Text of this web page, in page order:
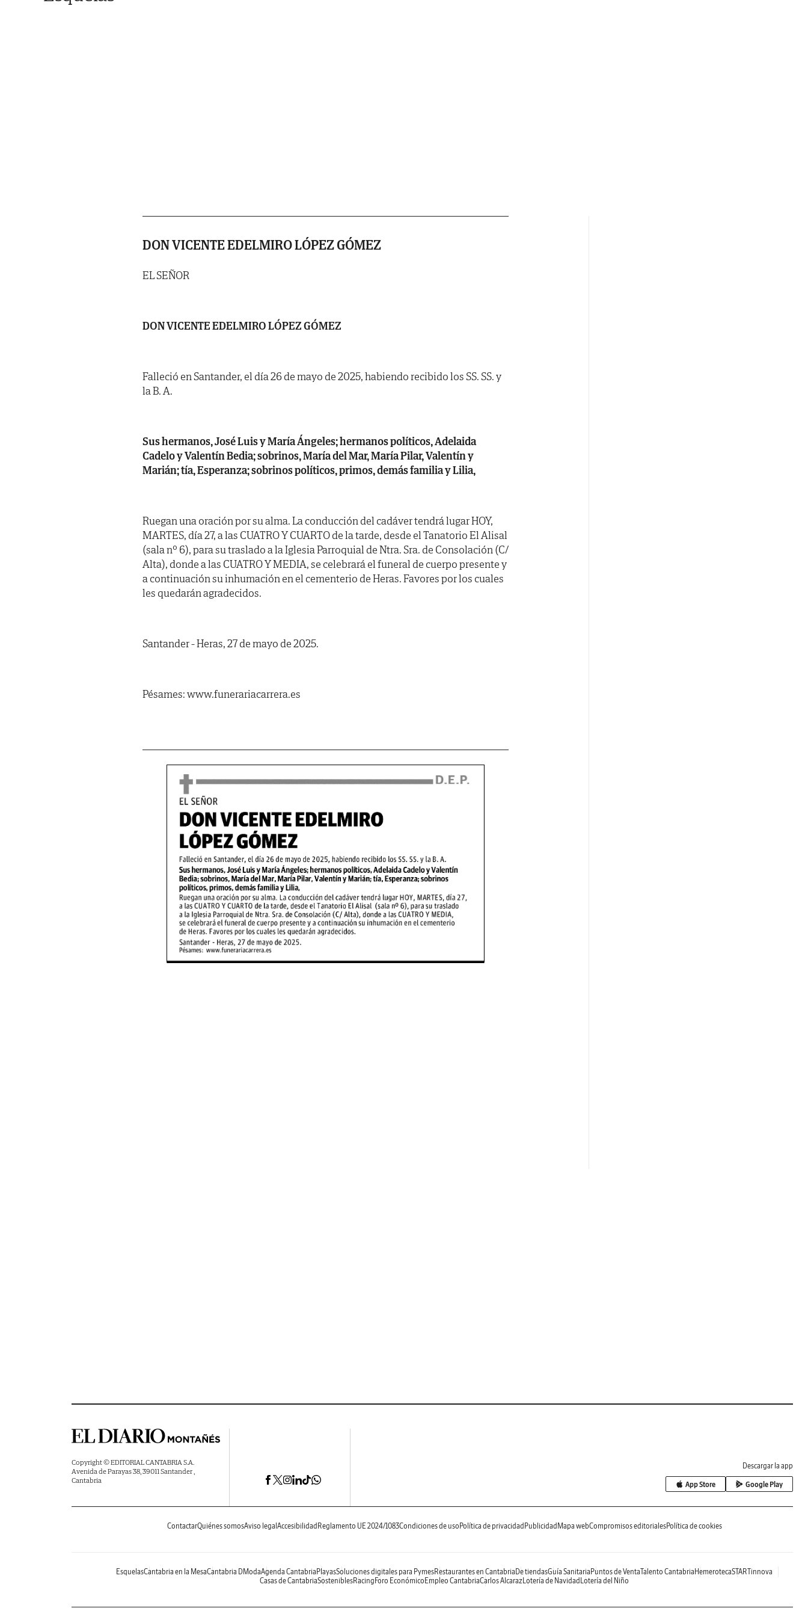
DON VICENTE EDELMIRO LÓPEZ GÓMEZ
EL SEÑOR
DON VICENTE EDELMIRO LÓPEZ GÓMEZ
Falleció en Santander, el día 26 de mayo de 2025, habiendo recibido los SS. SS. y
la B. A.
Sus hermanos, José Luis y María Ángeles; hermanos políticos, Adelaida
Cadelo y Valentín Bedia; sobrinos, María del Mar, María Pilar, Valentín y
Marián; tía, Esperanza; sobrinos políticos, primos, demás familia y Lilia,
Ruegan una oración por su alma. La conducción del cadáver tendrá lugar HOY,
MARTES, día 27, a las CUATRO Y CUARTO de la tarde, desde el Tanatorio El Alisal
(sala nº 6), para su traslado a la Iglesia Parroquial de Ntra. Sra. de Consolación (C/
Alta), donde a las CUATRO Y MEDIA, se celebrará el funeral de cuerpo presente y
a continuación su inhumación en el cementerio de Heras. Favores por los cuales
les quedarán agradecidos.
Santander - Heras, 27 de mayo de 2025.
Pésames: www.funerariacarrera.es
Copyright © EDITORIAL CANTABRIA S.A.
Avenida de Parayas 38, 39011 Santander ,
Cantabria
Descargar la app
App Store Google Play
ContactarQuiénes somosAviso legal Accesibilidad Reglamento UE 2024/1083Condiciones de uso Política de privacidad Publicidad Mapa webCompromisos editorialesPolítica de cookies
EsquelasCantabria en la MesaCantabria DModaAgenda Cantabria PlayasSoluciones digitales para PymesRestaurantes en Cantabria De tiendasGuía Sanitaria Puntos de VentaTalento Cantabria HemerotecaSTARTinnova
Casas de CantabriaSosteniblesRacing Foro Económico Empleo CantabriaCarlos AlcarazLotería de Navidad Lotería del Niño